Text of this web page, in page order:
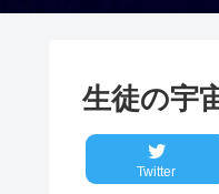
生徒の
Twitter